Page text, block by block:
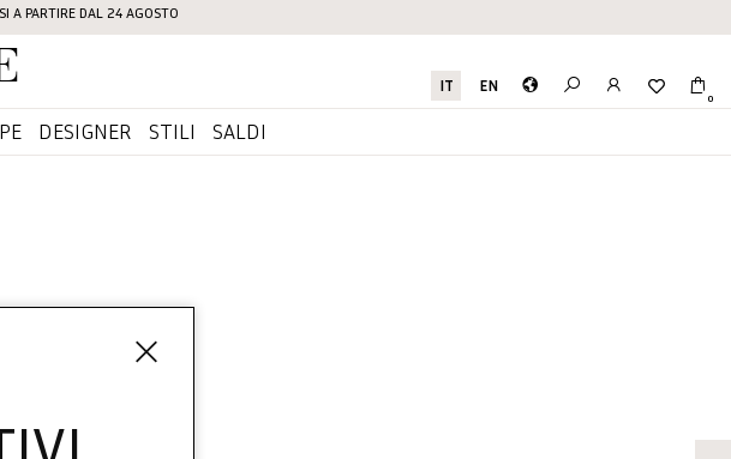
A PARTIRE DAL 24 AGOSTO
IT EN
0
DESIGNER STILI SALDI